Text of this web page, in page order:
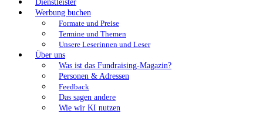
Dienstleister
Werbung buchen
Formate und Preise
Termine und Themen
Unsere Leserinnen und Leser
Über uns
Was ist das Fundraising-Magazin?
Personen & Adressen
Feedback
Das sagen andere
Wie wir KI nutzen